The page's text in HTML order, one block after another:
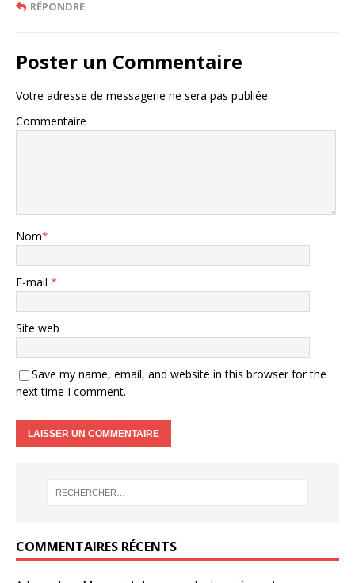
RÉPONDRE
Poster un Commentaire
Votre adresse de messagerie ne sera pas publiée.
Commentaire
Nom*
E-mail *
Site web
Save my name, email, and website in this browser for the
next time I comment.
COMMENTAIRES RÉCENTS